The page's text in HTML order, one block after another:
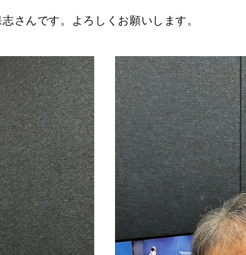
さんです。よろしくお願いします。